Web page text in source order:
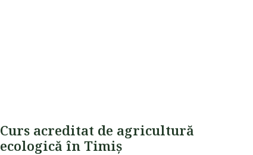
Curs acreditat de agricultură
ecologică în Timiș